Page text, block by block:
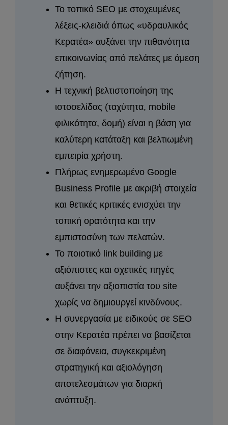
Το τοπικό SEO με στοχευμένες
λέξεις-κλειδιά όπως «υδραυλικός
Κερατέα» αυξάνει την πιθανότητα
επικοινωνίας από πελάτες με άμεση
ζήτηση.
Η τεχνική βελτιστοποίηση της
ιστοσελίδας (ταχύτητα, mobile
φιλικότητα, δομή) είναι η βάση για
καλύτερη κατάταξη και βελτιωμένη
εμπειρία χρήστη.
Πλήρως ενημερωμένο Google
Business Profile με ακριβή στοιχεία
και θετικές κριτικές ενισχύει την
τοπική ορατότητα και την
εμπιστοσύνη των πελατών.
Το ποιοτικό link building με
αξιόπιστες και σχετικές πηγές
αυξάνει την αξιοπιστία του site
χωρίς να δημιουργεί κινδύνους.
Η συνεργασία με ειδικούς σε SEO
στην Κερατέα πρέπει να βασίζεται
σε διαφάνεια, συγκεκριμένη
στρατηγική και αξιολόγηση
αποτελεσμάτων για διαρκή
ανάπτυξη.